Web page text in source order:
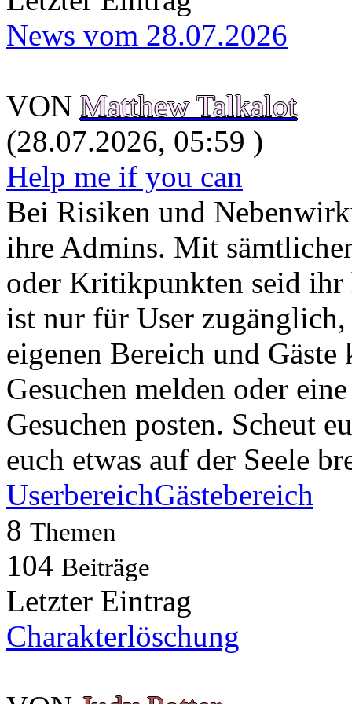
News vom 28.07.2026
VON Matthew Talkalot
(28.07.2026, 05:59 )
Help me if you can
Bei Risiken und
ihre Admins. Mit
oder Kritikpunkten seid ihr
ist nur für User
eigenen Bereich und
Gesuchen melden oder
Gesuchen posten. Scheut
euch etwas auf der Seele
UserbereichGästebereich
8 Themen
104 Beiträge
Letzter Eintrag
Charakterlöschung